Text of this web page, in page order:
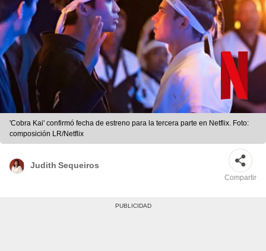
'Cobra Kai' confirmó fecha de estreno para la tercera parte en Netflix. Foto:
composición LR/Netflix
Judith Sequeiros
Compartir